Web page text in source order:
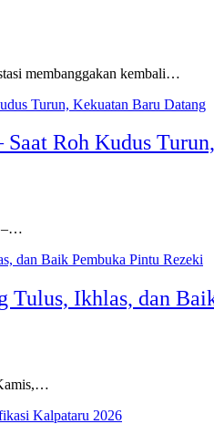
membanggakan kembali…
Saat Roh Kudus
–…
Tulus, Ikhlas, dan